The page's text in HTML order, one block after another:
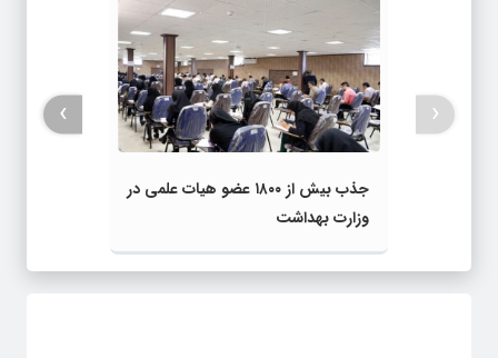
جذب بیش از ۱۸۰۰ عضو هیات علمی در
وزارت بهداشت
‹
›